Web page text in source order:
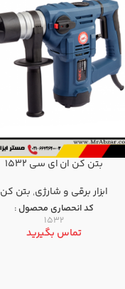
بتن کن ان ای سی 1532
ابزار برقی و شارژی, بتن كن
کد انحصاری محصول :
1532
تماس بگیرید